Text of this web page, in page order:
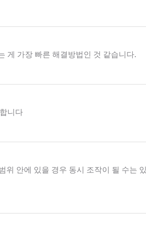
게 가장 빠른 해결방법인 것 같습니다.
니다
안에 있을 경우 동시 조작이 될 수는